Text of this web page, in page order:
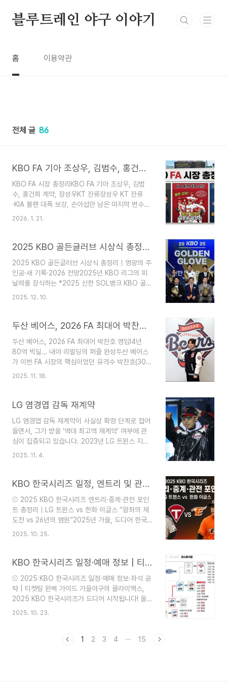
블루트레인 야구 이야기
홈 이용약관
전체 글 86
KBO FA 기아 조상우, 김범수, 홍건희 계약, 장성우KT 잔류
KBO FA 시장 총정리KBO FA 기아 조상우, 김범
수, 홍건희 계약, 장성우KT 잔류장성우 KT 잔류
·KIA 불펜 대폭 보강, 손아섭만 남은 마지막 변수
2026시즌을 앞둔 KBO FA 시장이 스프링캠프 출
전해지며, 각 구단의 전력 윤곽도 점차 선명해지고
상’, ‘불펜 강화’, 그리고 ‘손아섭의 미계약’입니
다.KT는 장성우를 지켜냈고, KIA는 불펜 대어를 싹
쓸이하며 우승 전력을 완성했습니다. 반면, 통산 최
다안타 레전드 손아섭은 홀로 FA 시장에 남아 팬들
2026. 1. 21.
2025 KBO 골든글러브 시상식 총정리｜영광의 주인공·새 기록·2026 전망
2025 KBO 골든글러브 시상식 총정리｜영광의 주
인공·새 기록·2026 전망2025년 KBO 리그의 피
날레를 장식하는 *2025 신한 SOL뱅크 KBO 골든
글러브 시상식'이 지난 12월 9일, 서울 롯데호텔 월
감한 세대교체가 공존하는, 그야말로 '역대급' 드라
금장갑을 낀 영광의 주인공들과 놓쳐선 안 될 핵심
포인트들을 완벽하게 정리해 드립니다. ⚾️🏆 2025
KBO 골든글러브 수상자 전체 명단올해 골든글러브
는 총 10개 부문에서 치열한 경쟁이 펼쳐졌습니다.
2025. 12. 10.
두산 베어스, 2026 FA 최대어 박찬호 영입!
두산 베어스, 2026 FA 최대어 박찬호 영입!4년
80억 빅딜… 내야 리빌딩의 퍼즐 완성두산 베어스
가 이번 FA 시장의 핵심이었던 유격수 박찬호(30)
영입에 성공하며 내야 리빌딩에 결정적인 조각을 맞
결했다”고 공식 발표했다.이번 계약은 단순한 전력
는 강한 메시지로 받아들여진다.■ 두산이 박찬호를
원한 이유1) 리그 최고 수준의 수비력박찬호는 FA
시장에서 가장 높은 평가를 받은 이유가 분명했다.
올 시즌 무려 1,114⅓이닝을 소화한 그는 KBO 리
2025. 11. 18.
LG 염경엽 감독 재계약
LG 염경엽 감독 재계약이 사실상 확정 단계로 접어
들면서, 그가 받을 ‘역대 최고액 재계약’ 여부에 관
심이 집중되고 있습니다. 2023년 LG 트윈스 지휘
봉을 잡은 뒤 3년 만에 두 번이나 팀을 정상에 올려
과는 ‘완벽’염경엽 감독은 2023년 LG 트윈스와
옵션 3억 원)**에 계약을 맺었습니다.계약 마지막
해인 2025 시즌, LG는 다시 한 번 정상에 오르며
염 감독 체제의 성공을 재확인했습니다.첫 해인
2023년에는 29년 만의 우승을 달성하며 ‘무관의
2025. 11. 4.
KBO 한국시리즈 일정, 엔트리 및 관전 포인트
⚾ 2025 KBO 한국시리즈 엔트리·중계·관전 포인
트 총정리｜LG 트윈스 vs 한화 이글스 “왕좌의 재
도전 vs 26년의 염원”2025년 가을, 드디어 한국
프로야구의 심장이 다시 뜁니다.LG 트윈스와 한화
후 2년 만의 왕좌 탈환을 노리고,한화는 1999년 이
사상 두 팀이 한국시리즈에서 처음으로 격돌한다는
점에서2025년 시리즈는 그 어느 해보다 뜨거운 관
심을 모으고 있습니다. 🏟 한국시리즈 공식 일정 및
중계 일자 차전 구장 대진 중계 ..
2025. 10. 25.
KBO 한국시리즈 일정·예매 정보 | 티켓팅 완벽 가이드
⚾ 2025 KBO 한국시리즈 일정·예매 정보·좌석 공
략 | 티켓팅 완벽 가이드 가을야구의 클라이맥스,
2025 KBO 한국시리즈가 드디어 시작됩니다! 올해
는 정규시즌 1위팀과 도전자팀의 치열한 대결 속에
팅 완벽 공략서입니다. 🎟️ 📖 목차 1. 2025 한국시
2025. 10. 23.
1 2 3 4 ··· 15